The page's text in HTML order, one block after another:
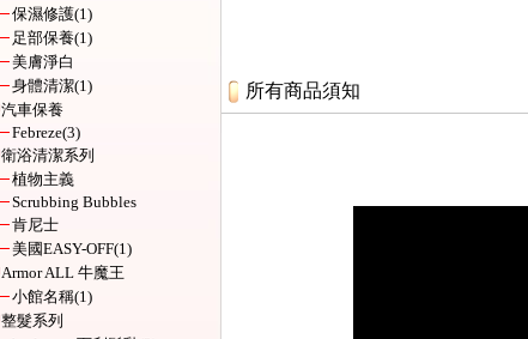
保濕修護(1)
足部保養(1)
美膚淨白
身體清潔(1)
汽車保養
Febreze(3)
衛浴清潔系列
植物主義
Scrubbing Bubbles
肯尼士
美國EASY-OFF(1)
Armor ALL 牛魔王
小館名稱(1)
整髮系列
所有商品須知